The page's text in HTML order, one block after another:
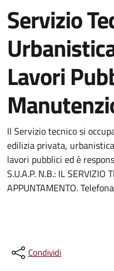
Servizio
Lavori
Il Servizio tecnico si
edilizia privata,
lavori pubblici ed è
S.U.A.P. N.B.: IL SERVIZIO
APPUNTAMENTO.
Condividi